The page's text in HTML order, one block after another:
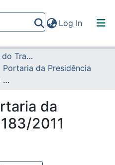
Log In(current)
Tribunal Regional do Trabalho da 16ª Região
Portaria da Presidência
Portaria da Presidência nº 183/2011 (17925)
da
2011